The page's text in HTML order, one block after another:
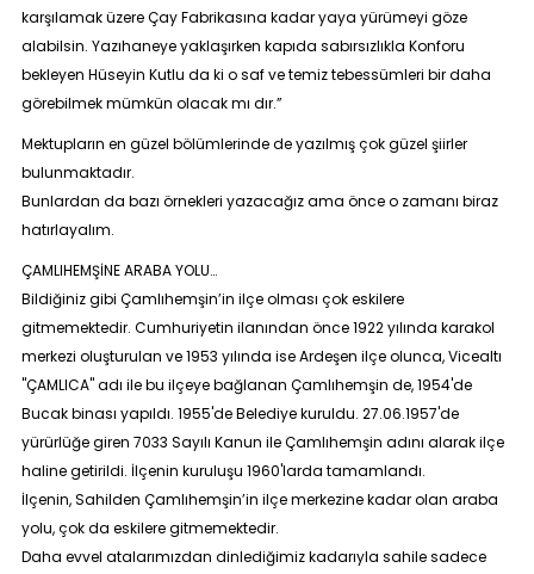
karşılamak üzere Çay Fabrikasına kadar yaya yürümeyi göze
alabilsin. Yazıhaneye yaklaşırken kapıda sabırsızlıkla Konforu
bekleyen Hüseyin Kutlu da ki o saf ve temiz tebessümleri bir daha
görebilmek mümkün olacak mı dır.”
Mektupların en güzel bölümlerinde de yazılmış çok güzel şiirler
bulunmaktadır.
Bunlardan da bazı örnekleri yazacağız ama önce o zamanı biraz
hatırlayalım.
ÇAMLIHEMŞİNE ARABA YOLU…
Bildiğiniz gibi Çamlıhemşin’in ilçe olması çok eskilere
gitmemektedir. Cumhuriyetin ilanından önce 1922 yılında karakol
merkezi oluşturulan ve 1953 yılında ise Ardeşen ilçe olunca, Vicealtı
"ÇAMLICA" adı ile bu ilçeye bağlanan Çamlıhemşin de, 1954'de
Bucak binası yapıldı. 1955'de Belediye kuruldu. 27.06.1957'de
yürürlüğe giren 7033 Sayılı Kanun ile Çamlıhemşin adını alarak ilçe
haline getirildi. İlçenin kuruluşu 1960'larda tamamlandı.
İlçenin, Sahilden Çamlıhemşin’in ilçe merkezine kadar olan araba
yolu, çok da eskilere gitmemektedir.
Daha evvel atalarımızdan dinlediğimiz kadarıyla sahile sadece